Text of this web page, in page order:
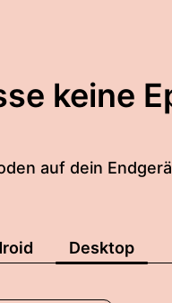
keine
auf dein
Desktop